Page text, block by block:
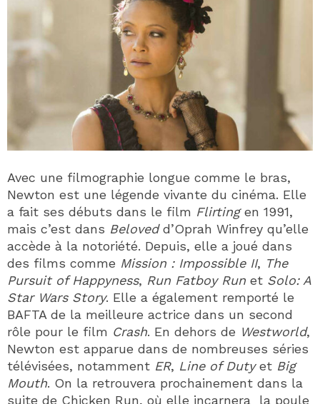
Avec une filmographie longue comme le bras,
Newton est une légende vivante du cinéma. Elle
a fait ses débuts dans le film Flirtingen 1991,
mais c’est dans Belovedd’Oprah Winfrey qu’elle
accède à la notoriété. Depuis, elle a joué dans
des films comme Mission : Impossible II, The
Pursuit of Happyness, Run Fatboy Run et Solo: A
Star Wars Story. Elle a également remporté le
BAFTA de la meilleure actrice dans un second
rôle pour le film Crash. En dehors de Westworld,
Newton est apparue dans de nombreuses séries
télévisées, notamment ER, Line of Dutyet Big
Mouth. On la retrouvera prochainement dans la
suite de Chicken Run, où elle incarnera la poule